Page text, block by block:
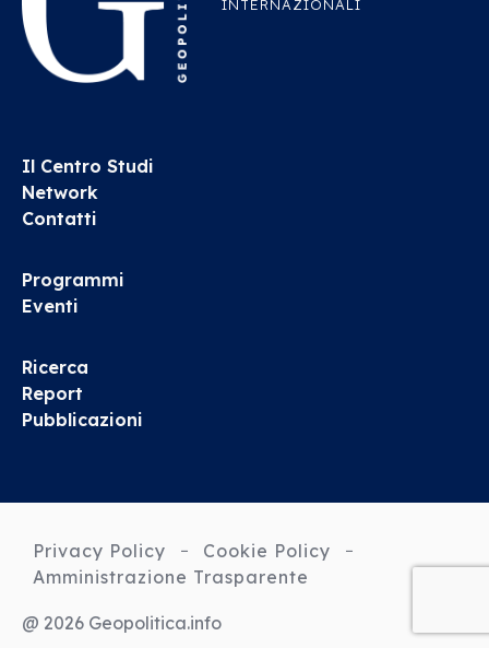
INTERNAZIONALI
Il Centro Studi
Network
Contatti
Programmi
Eventi
Ricerca
Report
Pubblicazioni
Privacy Policy
Cookie Policy
Amministrazione Trasparente
@ 2026 Geopolitica.info